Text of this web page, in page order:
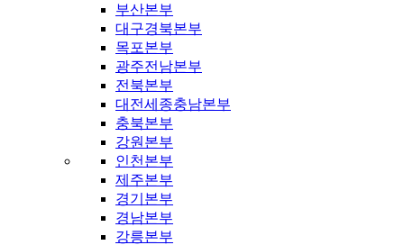
부산본부
대구경북본부
목포본부
광주전남본부
전북본부
대전세종충남본부
충북본부
강원본부
인천본부
제주본부
경기본부
경남본부
강릉본부